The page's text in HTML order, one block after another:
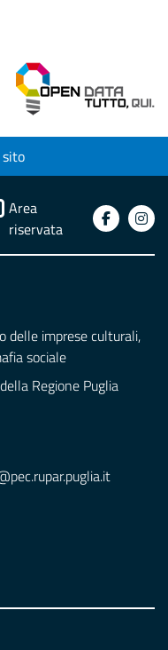
Area
riservata
delle imprese culturali,
sociale
Regione Puglia